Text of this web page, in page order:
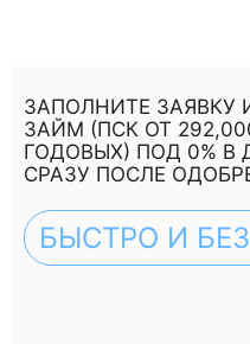
ЗАПОЛНИТЕ ЗАЯВКУ
ЗАЙМ (ПСК ОТ
ГОДОВЫХ) ПОД 0% В
СРАЗУ ПОСЛЕ
БЫСТРО И БЕЗ